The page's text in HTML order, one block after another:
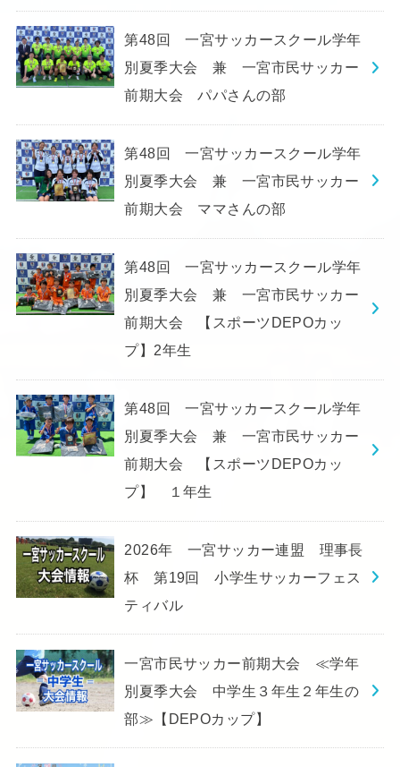
第48回 一宮サッカースクール学年
別夏季大会 兼 一宮市民サッカー
前期大会 パパさんの部
第48回 一宮サッカースクール学年
別夏季大会 兼 一宮市民サッカー
前期大会 ママさんの部
第48回 一宮サッカースクール学年
別夏季大会 兼 一宮市民サッカー
前期大会 【スポーツDEPOカッ
プ】2年生
第48回 一宮サッカースクール学年
別夏季大会 兼 一宮市民サッカー
前期大会 【スポーツDEPOカッ
プ】 １年生
2026年 一宮サッカー連盟 理事長
杯 第19回 小学生サッカーフェス
ティバル
一宮市民サッカー前期大会 ≪学年
別夏季大会 中学生３年生２年生の
部≫【DEPOカップ】